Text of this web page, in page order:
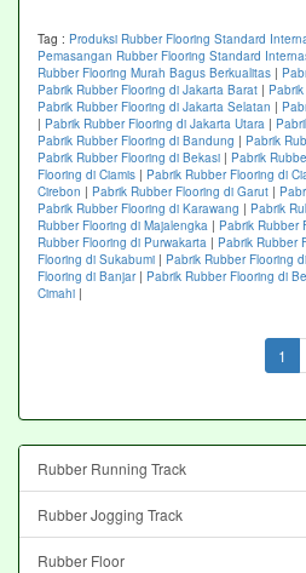
Tag : Produksi Rubber Flooring Standard
Pemasangan Rubber Flooring Standard
Rubber Flooring Murah Bagus Berkualitas |
Pabrik Rubber Flooring di Jakarta Barat |
Pabrik Rubber Flooring di Jakarta Selatan |
| Pabrik Rubber Flooring di Jakarta Utara |
Pabrik Rubber Flooring di Bandung | Pabrik
Pabrik Rubber Flooring di Bekasi | Pabrik
Flooring di Ciamis | Pabrik Rubber Flooring di
Cirebon | Pabrik Rubber Flooring di Garut |
Pabrik Rubber Flooring di Karawang | Pabrik
Rubber Flooring di Majalengka | Pabrik Rubber
Rubber Flooring di Purwakarta | Pabrik Rubber
Flooring di Sukabumi | Pabrik Rubber Flooring
Flooring di Banjar| Pabrik Rubber Flooring di
Cimahi |
1
Rubber Running Track
Rubber Jogging Track
Rubber Floor